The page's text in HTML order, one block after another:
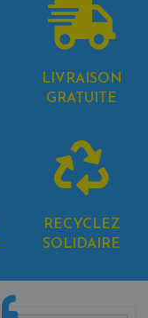
LIVRAISON
GRATUITE
RECYCLEZ
SOLIDAIRE